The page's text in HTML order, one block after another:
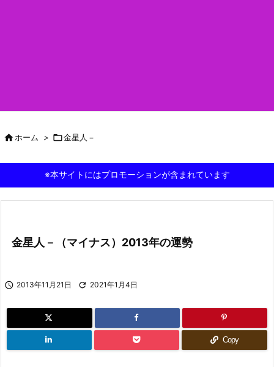
ホーム > 金星人－
※本サイトにはプロモーションが含まれています
金星人－（マイナス）2013年の運勢
 2013年11月21日  2021年1月4日
Copy